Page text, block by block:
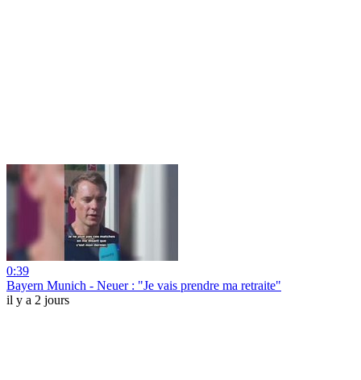
0:39
Bayern Munich - Neuer : "Je vais prendre ma retraite"
il y a 2 jours